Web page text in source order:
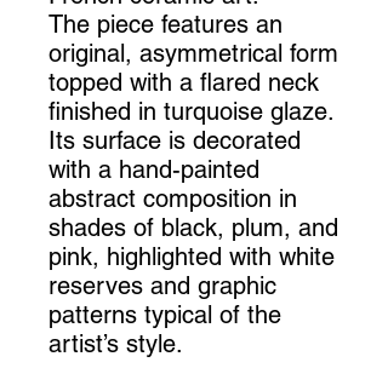
The piece features an
original, asymmetrical form
topped with a flared neck
finished in turquoise glaze.
Its surface is decorated
with a hand-painted
abstract composition in
shades of black, plum, and
pink, highlighted with white
reserves and graphic
patterns typical of the
artist’s style.